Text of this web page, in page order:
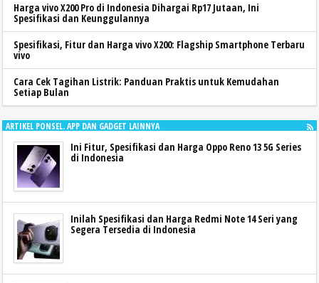
Harga vivo X200 Pro di Indonesia Dihargai Rp17 Jutaan, Ini
Spesifikasi dan Keunggulannya
Spesifikasi, Fitur dan Harga vivo X200: Flagship Smartphone Terbaru
vivo
Cara Cek Tagihan Listrik: Panduan Praktis untuk Kemudahan
Setiap Bulan
ARTIKEL PONSEL. APP DAN GADGET LAINNYA
Ini Fitur, Spesifikasi dan Harga Oppo Reno 13 5G Series
di Indonesia
Inilah Spesifikasi dan Harga Redmi Note 14 Seri yang
Segera Tersedia di Indonesia